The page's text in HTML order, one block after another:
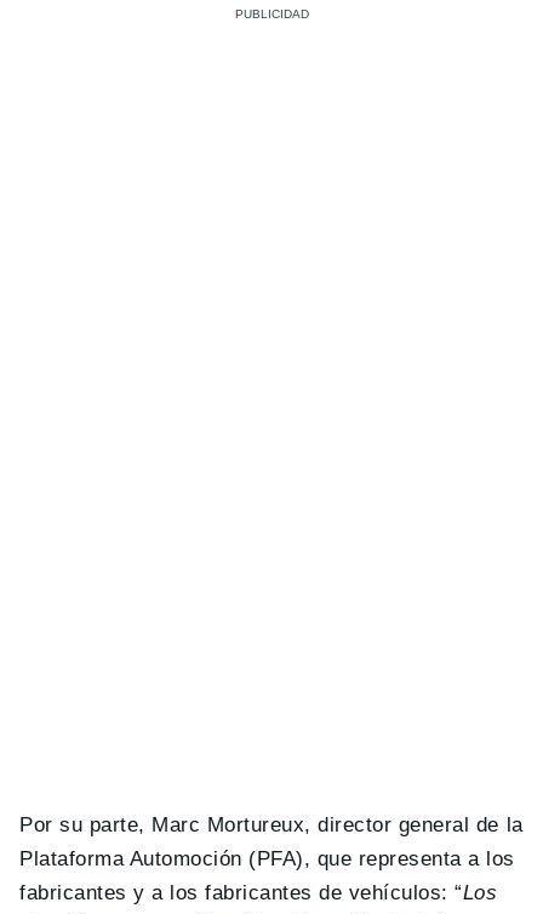
Por su parte, Marc Mortureux, director general de la
Plataforma Automoción (PFA), que representa a los
fabricantes y a los fabricantes de vehículos: “Los